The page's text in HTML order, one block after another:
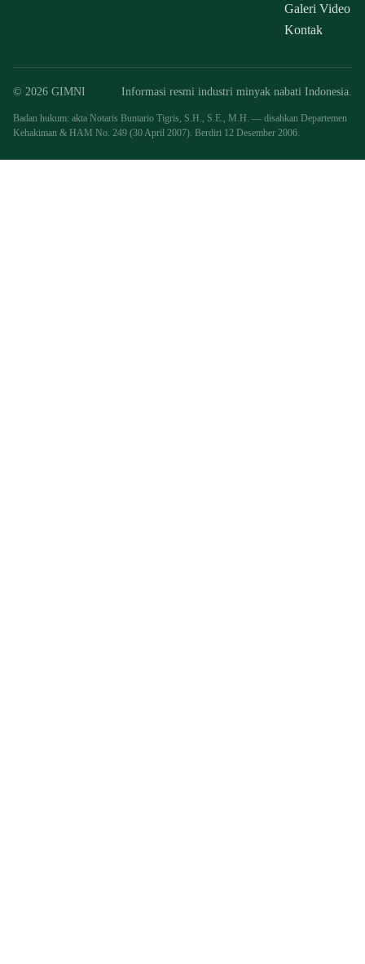
Galeri Video
Kontak
© 2026 GIMNI Informasi resmi industri minyak nabati Indonesia.
Badan hukum: akta Notaris Buntario Tigris, S.H., S.E., M.H. — disahkan Departemen
Kehakiman & HAM No. 249 (30 April 2007). Berdiri 12 Desember 2006.